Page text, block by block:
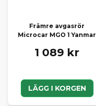
Främre avgasrör
Microcar MGO 1 Yanmar
1 089 kr
LÄGG I KORGEN